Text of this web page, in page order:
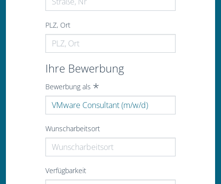
PLZ, Ort
Ihre Bewerbung
Bewerbung als
Wunscharbeitsort
Verfügbarkeit